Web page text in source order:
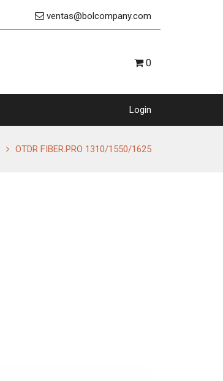
ventas@bolcompany.com
0
Login
OTDR FIBER.PRO 1310/1550/1625